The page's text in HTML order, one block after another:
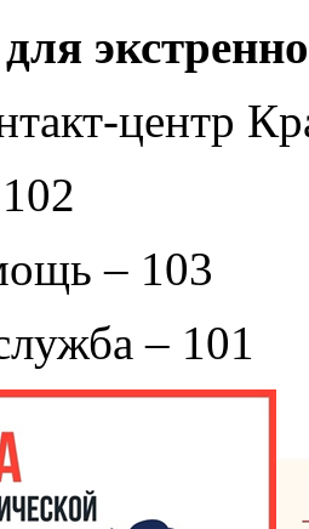
центр
– 103
– 101